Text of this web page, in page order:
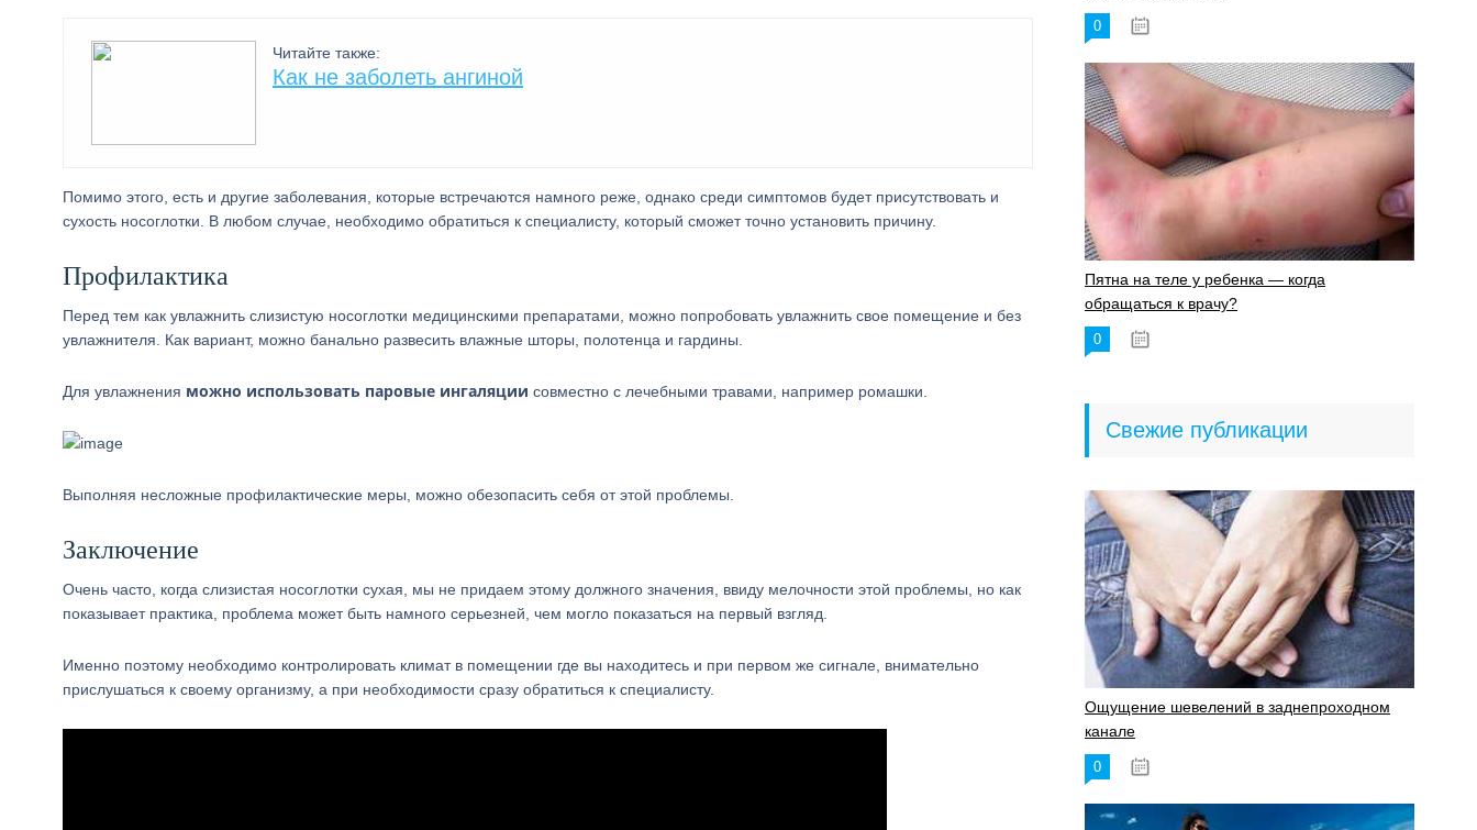
Читайте также:
Как не заболеть ангиной
Помимо этого, есть и другие заболевания, которые встречаются намного реже, однако среди симптомов будет присутствовать и
сухость носоглотки. В любом случае, необходимо обратиться к специалисту, который сможет точно установить причину.
Профилактика
Перед тем как увлажнить слизистую носоглотки медицинскими препаратами, можно попробовать увлажнить свое помещение и без
увлажнителя. Как вариант, можно банально развесить влажные шторы, полотенца и гардины.
Для увлажнения можно использовать паровые ингаляции совместно с лечебными травами, например ромашки.
Выполняя несложные профилактические меры, можно обезопасить себя от этой проблемы.
Заключение
Очень часто, когда слизистая носоглотки сухая, мы не придаем этому должного значения, ввиду мелочности этой проблемы, но как
показывает практика, проблема может быть намного серьезней, чем могло показаться на первый взгляд.
Именно поэтому необходимо контролировать климат в помещении где вы находитесь и при первом же сигнале, внимательно
прислушаться к своему организму, а при необходимости сразу обратиться к специалисту.
0
Пятна на теле у ребенка — когда
обращаться к врачу?
0
Свежие публикации
Ощущение шевелений в заднепроходном
канале
0